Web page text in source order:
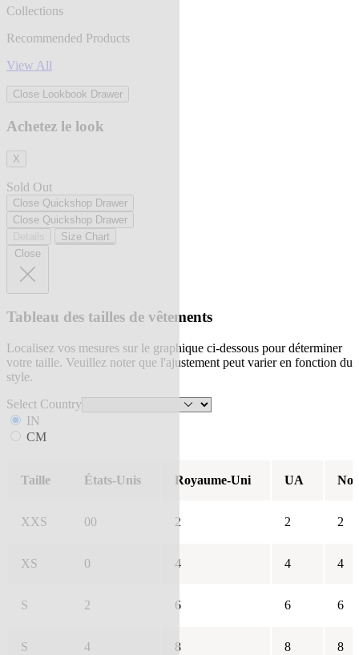
Collections
Recommended Products
View All
Close Lookbook Drawer
Achetez le look
X
Sold Out
Close Quickshop Drawer
Close Quickshop Drawer
Size Chart
Close
Tableau des tailles de vêtements
Localisez vos mesures sur le graphique ci-dessous pour déterminer
votre taille. Veuillez noter que l'ajustement peut varier en fonction du
style.
Select Country
IN
CM
Taille États-Unis Royaume-Uni UA
XXS 00 2 2 2
XS 0 4 4 4
S 2 6 6 6
S 4 8 8 8